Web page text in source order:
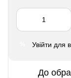
Увійти для
До